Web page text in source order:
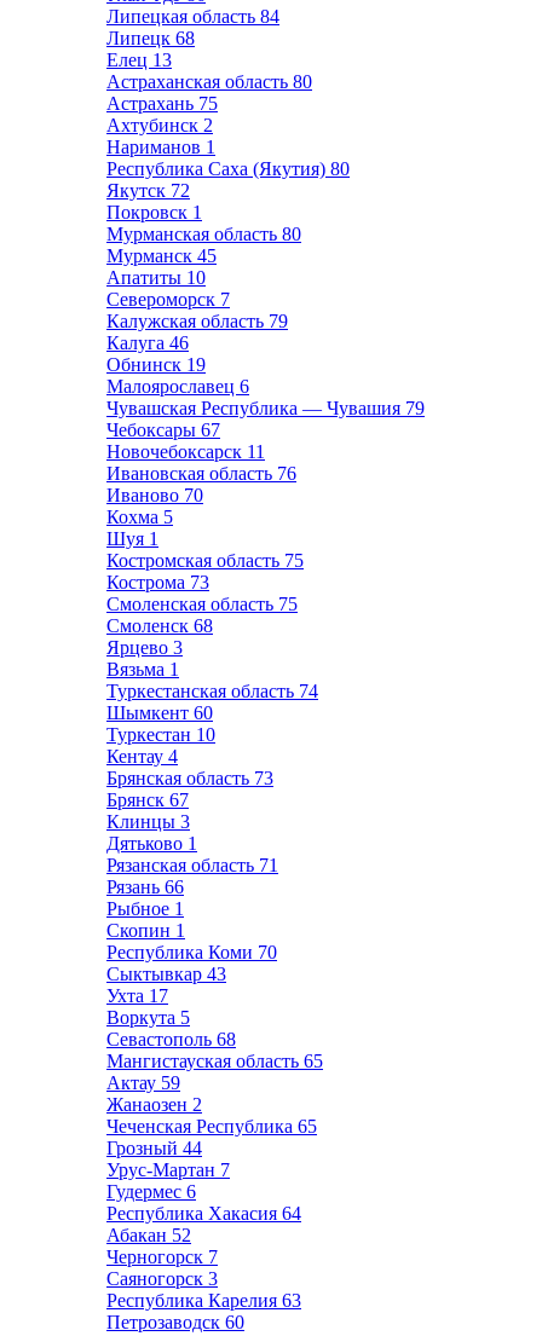
Липецкая область 84
Липецк 68
Елец 13
Астраханская область 80
Астрахань 75
Ахтубинск 2
Нариманов 1
Республика Саха (Якутия) 80
Якутск 72
Покровск 1
Мурманская область 80
Мурманск 45
Апатиты 10
Североморск 7
Калужская область 79
Калуга 46
Обнинск 19
Малоярославец 6
Чувашская Республика — Чувашия 79
Чебоксары 67
Новочебоксарск 11
Ивановская область 76
Иваново 70
Кохма 5
Шуя 1
Костромская область 75
Кострома 73
Смоленская область 75
Смоленск 68
Ярцево 3
Вязьма 1
Туркестанская область 74
Шымкент 60
Туркестан 10
Кентау 4
Брянская область 73
Брянск 67
Клинцы 3
Дятьково 1
Рязанская область 71
Рязань 66
Рыбное 1
Скопин 1
Республика Коми 70
Сыктывкар 43
Ухта 17
Воркута 5
Севастополь 68
Мангистауская область 65
Актау 59
Жанаозен 2
Чеченская Республика 65
Грозный 44
Урус-Мартан 7
Гудермес 6
Республика Хакасия 64
Абакан 52
Черногорск 7
Саяногорск 3
Республика Карелия 63
Петрозаводск 60